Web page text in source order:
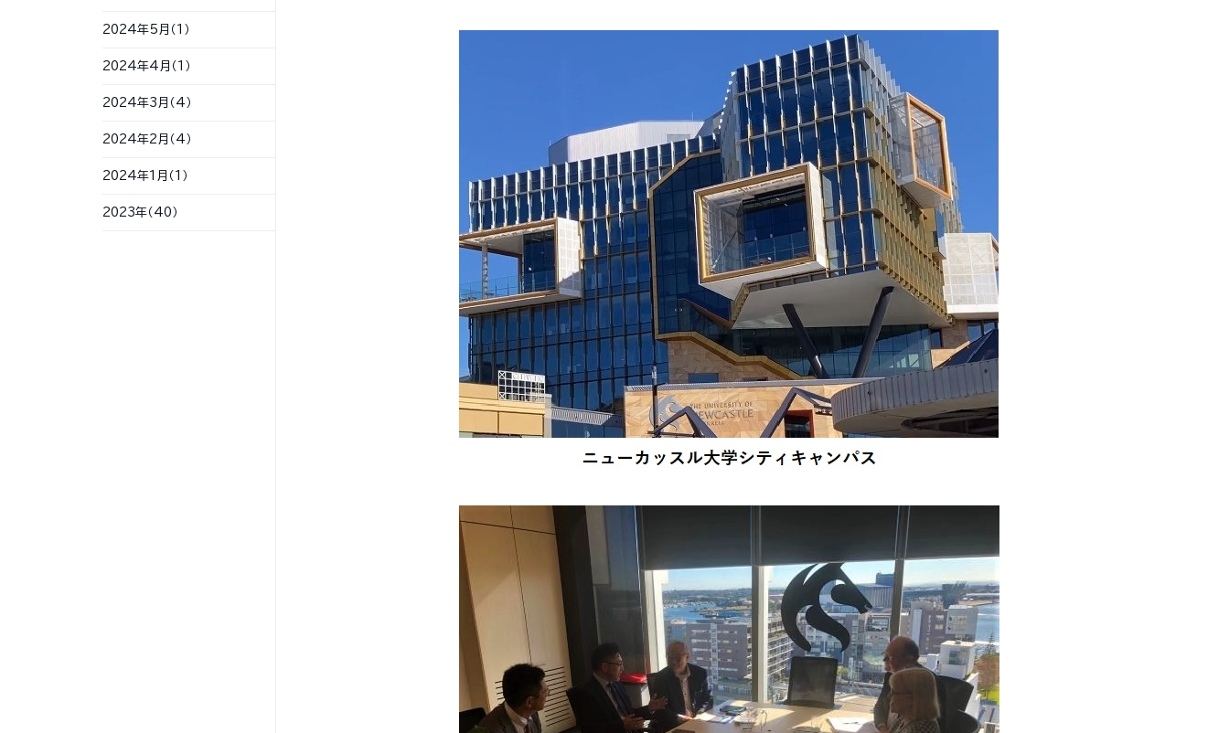
2024年5月（1）
2024年4月（1）
2024年3月（4）
2024年2月（4）
2024年1月（1）
2023年（40）